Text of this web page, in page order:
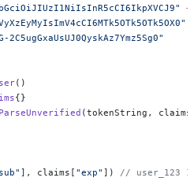
+
2C5ugGxaUsUJ0QyskAz7Ymz5Sg0"
()
{}
ParseUnverified (tokenString,
], claims[ "exp" ]) // user_123